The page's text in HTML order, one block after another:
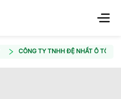
CÔNG TY TNHH ĐỆ NHẤT Ô TÔ